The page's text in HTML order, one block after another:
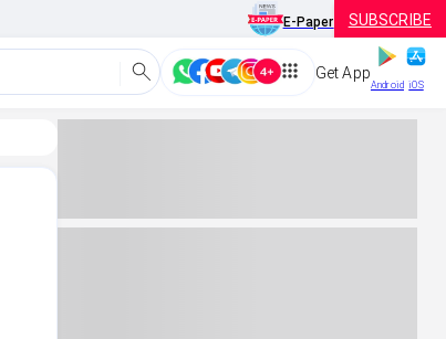
E-Paper SUBSCRIBE
Get App
Android iOS